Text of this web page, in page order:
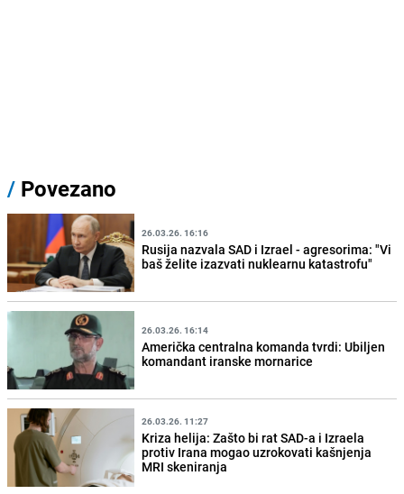
/ Povezano
26.03.26. 16:16
Rusija nazvala SAD i Izrael - agresorima: "Vi
baš želite izazvati nuklearnu katastrofu"
26.03.26. 16:14
Američka centralna komanda tvrdi: Ubiljen
komandant iranske mornarice
26.03.26. 11:27
Kriza helija: Zašto bi rat SAD-a i Izraela
protiv Irana mogao uzrokovati kašnjenja
MRI skeniranja